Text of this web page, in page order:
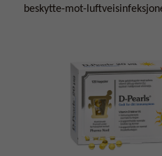
beskytte-mot-